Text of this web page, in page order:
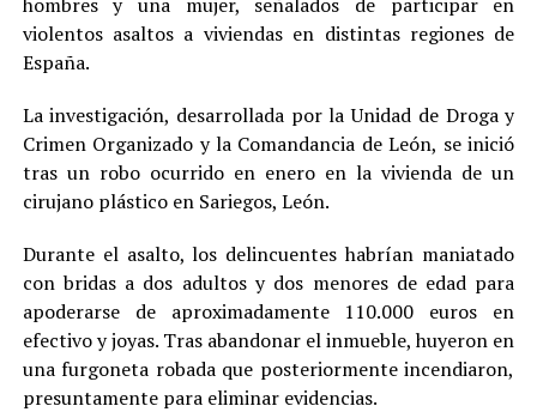
violentos asaltos a viviendas en distintas regiones de
España.
La investigación, desarrollada por la Unidad de Droga y
Crimen Organizado y la Comandancia de León, se inició
tras un robo ocurrido en enero en la vivienda de un
cirujano plástico en Sariegos, León.
Durante el asalto, los delincuentes habrían maniatado
con bridas a dos adultos y dos menores de edad para
apoderarse de aproximadamente 110.000 euros en
efectivo y joyas. Tras abandonar el inmueble, huyeron en
una furgoneta robada que posteriormente incendiaron,
presuntamente para eliminar evidencias.